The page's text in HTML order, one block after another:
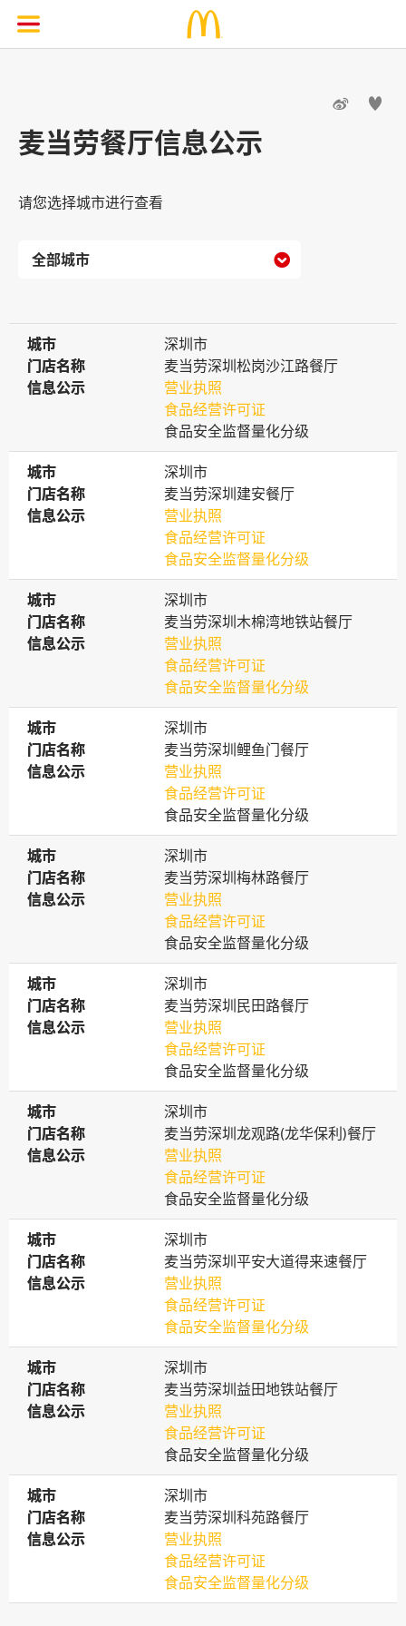
 
麦当劳餐厅信息公示
请您选择城市进行查看

城市
城市
深圳市
门店名称
门店名称
麦当劳深圳松岗沙江路餐厅
信息公示
信息公示
营业执照
食品经营许可证
食品安全监督量化分级
城市
城市
深圳市
门店名称
门店名称
麦当劳深圳建安餐厅
信息公示
信息公示
营业执照
食品经营许可证
食品安全监督量化分级
城市
城市
深圳市
门店名称
门店名称
麦当劳深圳木棉湾地铁站餐厅
信息公示
信息公示
营业执照
食品经营许可证
食品安全监督量化分级
城市
城市
深圳市
门店名称
门店名称
麦当劳深圳鲤鱼门餐厅
信息公示
信息公示
营业执照
食品经营许可证
食品安全监督量化分级
城市
城市
深圳市
门店名称
门店名称
麦当劳深圳梅林路餐厅
信息公示
信息公示
营业执照
食品经营许可证
食品安全监督量化分级
城市
城市
深圳市
门店名称
门店名称
麦当劳深圳民田路餐厅
信息公示
信息公示
营业执照
食品经营许可证
食品安全监督量化分级
城市
城市
深圳市
门店名称
门店名称
麦当劳深圳龙观路(龙华保利)餐厅
信息公示
信息公示
营业执照
食品经营许可证
食品安全监督量化分级
城市
城市
深圳市
门店名称
门店名称
麦当劳深圳平安大道得来速餐厅
信息公示
信息公示
营业执照
食品经营许可证
食品安全监督量化分级
城市
城市
深圳市
门店名称
门店名称
麦当劳深圳益田地铁站餐厅
信息公示
信息公示
营业执照
食品经营许可证
食品安全监督量化分级
城市
城市
深圳市
门店名称
门店名称
麦当劳深圳科苑路餐厅
信息公示
信息公示
营业执照
食品经营许可证
食品安全监督量化分级